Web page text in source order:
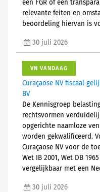
een FGR of een
relevante feiten en
beoordeling hiervan is
30 juli 2026
VN VANDAAG
Curaçaose NV fiscaal
BV
De Kennisgroep
rechtsvormen
opgerichte naamloze
worden gekwalificeerd.
Curaçaose NV voor de
Wet IB 2001, Wet DB
vergelijkbaar met een
30 juli 2026